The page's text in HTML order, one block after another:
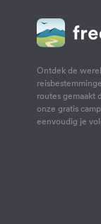
Ontdek de
routes gemaakt
onze gratis
eenvoudig je